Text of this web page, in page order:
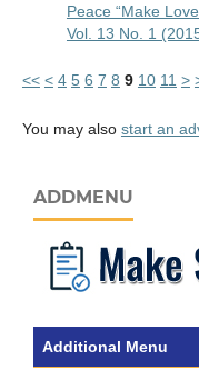
Peace “Make
Vol. 13 No. 1
<< < 4 5 6 7 8 9 10 11 >
You may also start an
ADDMENU
Additional Menu